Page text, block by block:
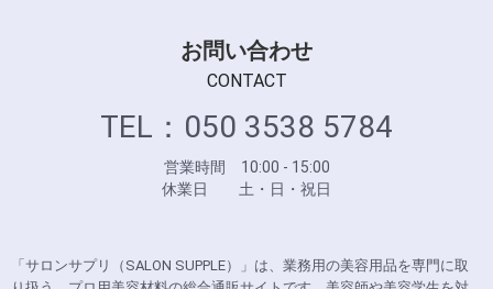
お問い合わせ
CONTACT
TEL：050 3538 5784
営業時間 10:00 - 15:00
休業日 土・日・祝日
「サロンサプリ（SALON SUPPLE）」は、業務用の美容用品を専門に取